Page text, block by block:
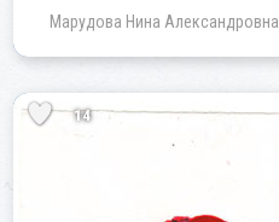
Марудова Нина Александровна
14